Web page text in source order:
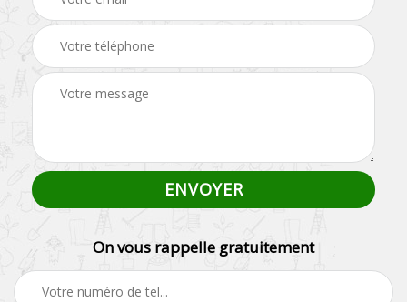
On vous rappelle gratuitement